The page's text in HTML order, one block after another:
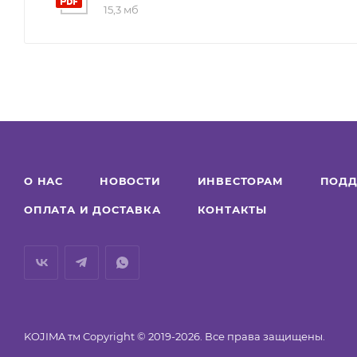
* Питание 110-240В, 50/60Гц; 12В, 2А
15,3 мб
О НАС НОВОСТИ ИНВЕСТОРАМ
ОПЛАТА И ДОСТАВКА КОНТАКТЫ
KOJIMA тм Copyright © 2019-2026. Все права защищены.